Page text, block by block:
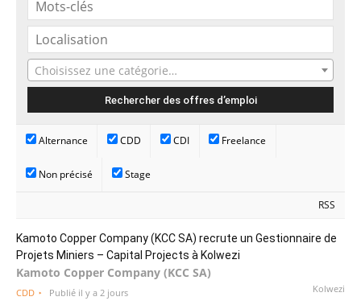
Choisissez une catégorie…
Alternance CDD CDI Freelance
Non précisé Stage
RSS
Kamoto Copper Company (KCC SA) recrute un Gestionnaire de
Projets Miniers – Capital Projects à Kolwezi
Kamoto Copper Company (KCC SA)
Kolwezi
CDD Publié il y a 2 jours